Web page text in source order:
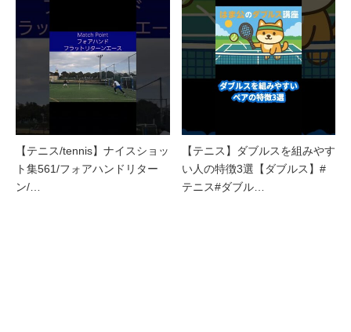
【テニス/tennis】ナイスショッ
ト集561/フォアハンドリター
ン/…
【テニス】ダブルスを組みやす
い人の特徴3選【ダブルス】#
テニス#ダブル…